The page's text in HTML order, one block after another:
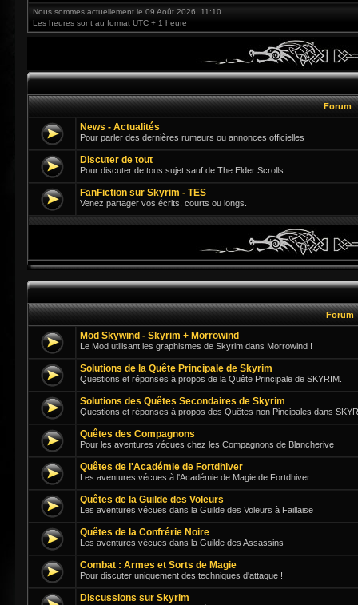
Nous sommes actuellement le 09 Août 2026, 11:10
Les heures sont au format UTC + 1 heure
Forum
News - Actualités
Pour parler des dernières rumeurs ou annonces officielles
Discuter de tout
Pour discuter de tous sujet sauf de The Elder Scrolls.
FanFiction sur Skyrim - TES
Venez partager vos écrits, courts ou longs.
Forum
Mod Skywind - Skyrim + Morrowind
Le Mod utilisant les graphismes de Skyrim dans Morrowind !
Solutions de la Quête Principale de Skyrim
Questions et réponses à propos de la Quête Principale de SKYRIM.
Solutions des Quêtes Secondaires de Skyrim
Questions et réponses à propos des Quêtes non Pincipales dans
Quêtes des Compagnons
Pour les aventures vécues chez les Compagnons de Blancherive
Quêtes de l'Académie de Fortdhiver
Les aventures vécues à l'Académie de Magie de Fortdhiver
Quêtes de la Guilde des Voleurs
Les aventures vécues dans la Guilde des Voleurs à Faillaise
Quêtes de la Confrérie Noire
Les aventures vécues dans la Guilde des Assassins
Combat : Armes et Sorts de Magie
Pour discuter uniquement des techniques d'attaque !
Discussions sur Skyrim